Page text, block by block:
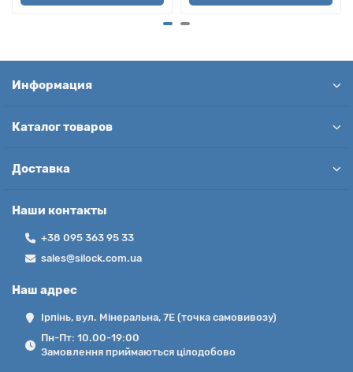
Информация
Каталог товаров
Доставка
Наши контакты
+38 095 363 95 33
sales@silock.com.ua
Наш адрес
Ірпінь, вул. Мінеральна, 7Е (точка самовивозу)
Пн-Пт: 10.00-19:00
Замовлення приймаються цілодобово